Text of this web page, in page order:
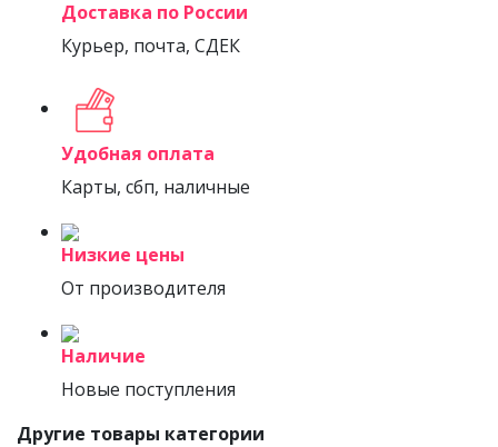
Доставка по России
Курьер, почта, СДЕК
Удобная оплата
Карты, сбп, наличные
Низкие цены
От производителя
Наличие
Новые поступления
Другие товары категории